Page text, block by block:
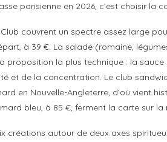
parisienne en 2026, c’est choisir
couvrent un spectre assez large
à 39 €. La salade (romaine,
proposition la plus technique : la
et de la concentration. Le club
en Nouvelle-Angleterre, d’où vient
bleu, à 85 €, ferment la carte sur la
créations autour de deux axes